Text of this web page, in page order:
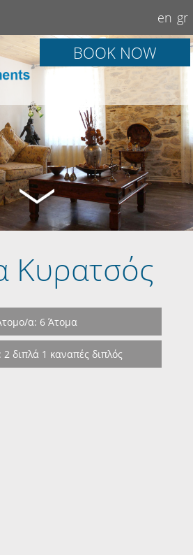
en gr
BOOK NOW
Κυρατσός
α: 6 Άτομα
διπλά 1 καναπές διπλός